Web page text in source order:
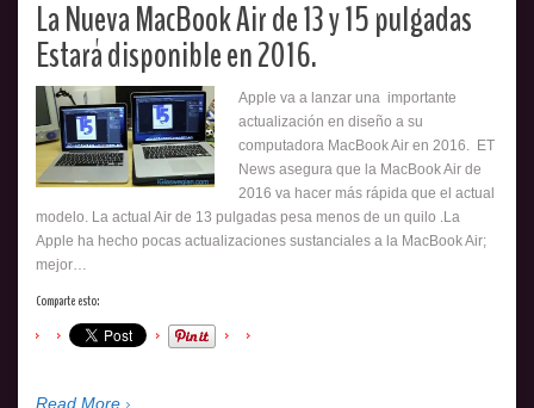
La Nueva MacBook Air de 13 y 15 pulgadas
Estará disponible en 2016.
Apple va a lanzar una importante
actualización en diseño a su
computadora MacBook Air en 2016. ET
News asegura que la MacBook Air de
2016 va hacer más rápida que el actual
modelo. La actual Air de 13 pulgadas pesa menos de un quilo .La
Apple ha hecho pocas actualizaciones sustanciales a la MacBook Air;
mejor…
Comparte esto:
Read More